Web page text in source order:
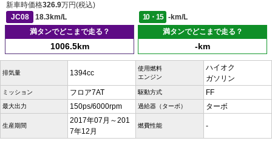
新車時価格326.9万円(税込)
JC08
18.3km/L 10・15
-km/L
満タンでどこまで走る？
1006.5km
満タンでどこまで走る？
-km
排気量 1394cc
使用燃料
エンジン
ハイオク
ガソリン
ミッション フロア7AT 駆動方式 FF
最大出力 150ps/6000rpm 過給器（ターボ） ターボ
生産期間
2017年07月～201
7年12月
燃費性能 -